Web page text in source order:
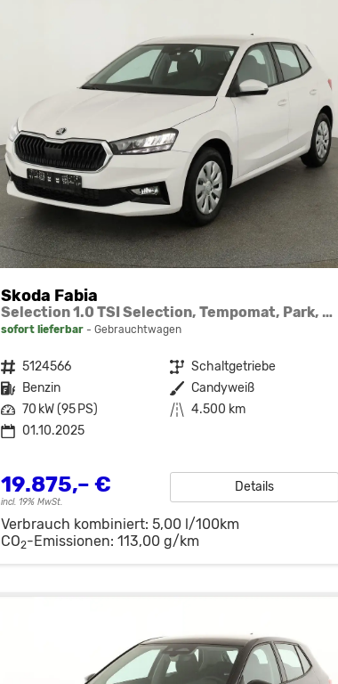
Skoda Fabia
Selection 1.0 TSI Selection, Tempomat, Park, Winterpaket, SmartLink, 4-J Garantie
sofort lieferbar Gebrauchtwagen
Fahrzeugnr. 5124566 Getriebe Schaltgetriebe
Kraftstoff Benzin Außenfarbe Candyweiß
Leistung 70 kW (95 PS) Kilometerstand 4.500 km
01.10.2025
19.875,– €
incl. 19% MwSt.
Details
Verbrauch kombiniert: 5,00 l/100km
CO2-Emissionen: 113,00 g/km